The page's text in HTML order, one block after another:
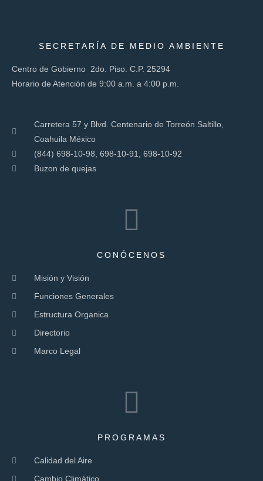
SECRETARÍA DE MEDIO AMBIENTE
Centro de Gobierno 2do. Piso. C.P. 25294
Horario de Atención de 9:00 a.m. a 4:00 p.m.
Carretera 57 y Blvd. Centenario de Torreón Saltillo,
Coahuila México
(844) 698-10-98, 698-10-91, 698-10-92
Buzon de quejas
CONÓCENOS
Misión y Visión
Funciones Generales
Estructura Organica
Directorio
Marco Legal
PROGRAMAS
Calidad del Aire
Cambio Climático